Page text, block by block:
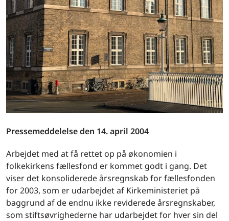
Pressemeddelelse den 14. april 2004
Arbejdet med at få rettet op på økonomien i
folkekirkens fællesfond er kommet godt i gang. Det
viser det konsoliderede årsregnskab for fællesfonden
for 2003, som er udarbejdet af Kirkeministeriet på
baggrund af de endnu ikke reviderede årsregnskaber,
som stiftsøvrighederne har udarbejdet for hver sin del